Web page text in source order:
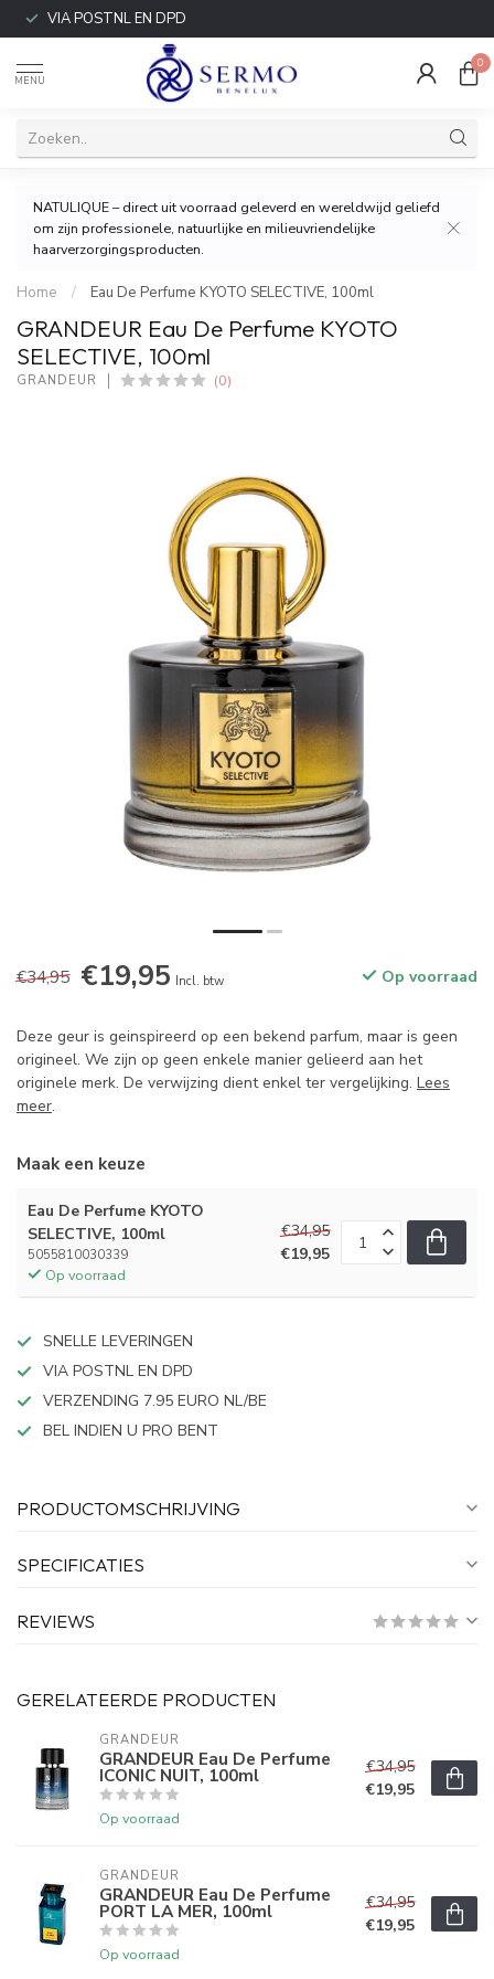
VIA POSTNL EN DPD
MENU
0
NATULIQUE – direct uit voorraad geleverd en wereldwijd geliefd
om zijn professionele, natuurlijke en milieuvriendelijke
haarverzorgingsproducten.
Home / Eau De Perfume KYOTO SELECTIVE, 100ml
GRANDEUR Eau De Perfume KYOTO
SELECTIVE, 100ml
GRANDEUR (0)
€34,95 €19,95 Incl. btw Op voorraad
Deze geur is geinspireerd op een bekend parfum, maar is geen
origineel. We zijn op geen enkele manier gelieerd aan het
originele merk. De verwijzing dient enkel ter vergelijking. Lees
meer.
Maak een keuze
Eau De Perfume KYOTO
SELECTIVE, 100ml
5055810030339
Op voorraad
€34,95
€19,95
SNELLE LEVERINGEN
VIA POSTNL EN DPD
VERZENDING 7.95 EURO NL/BE
BEL INDIEN U PRO BENT
PRODUCTOMSCHRIJVING
SPECIFICATIES
REVIEWS
GERELATEERDE PRODUCTEN
GRANDEUR
GRANDEUR Eau De Perfume
ICONIC NUIT, 100ml
Op voorraad
€34,95
€19,95
GRANDEUR
GRANDEUR Eau De Perfume
PORT LA MER, 100ml
Op voorraad
€34,95
€19,95